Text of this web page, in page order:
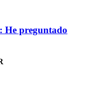
He preguntado